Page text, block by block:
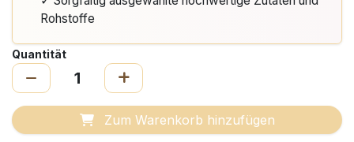
Rohstoffe
Quantität
Zum Warenkorb hinzufügen